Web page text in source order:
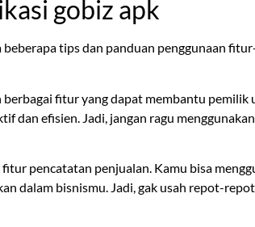
gobiz apk
tips dan panduan penggunaan
fitur yang dapat membantu pemilik
dan efisien. Jadi, jangan ragu
pencatatan penjualan. Kamu bisa
dalam bisnismu. Jadi, gak usah repot-